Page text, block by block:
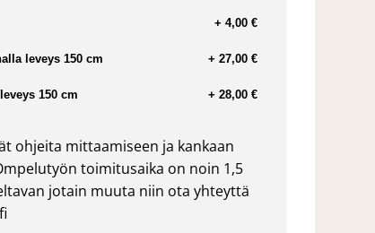
+ 4,00 €
leveys 150 cm + 27,00 €
150 cm + 28,00 €
ohjeita mittaamiseen ja kankaan
toimitusaika on noin 1,5
jotain muuta niin ota yhteyttä